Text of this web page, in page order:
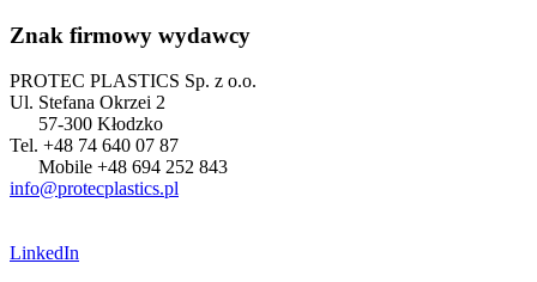
Znak firmowy wydawcy
PROTEC PLASTICS Sp. z o.o.
Ul. Stefana Okrzei 2
57-300 Kłodzko
Tel. +48 74 640 07 87
Mobile +48 694 252 843
info@protecplastics.pl
LinkedIn